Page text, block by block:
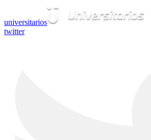
universitarios
twitter